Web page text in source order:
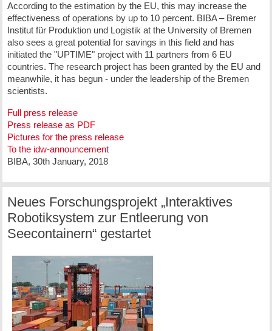
According to the estimation by the EU, this may increase the
effectiveness of operations by up to 10 percent. BIBA – Bremer
Institut für Produktion und Logistik at the University of Bremen
also sees a great potential for savings in this field and has
initiated the "UPTIME" project with 11 partners from 6 EU
countries. The research project has been granted by the EU and
meanwhile, it has begun - under the leadership of the Bremen
scientists.
Full press release
Press release as PDF
Pictures for the press release
To the idw-announcement
BIBA, 30th January, 2018
Neues Forschungsprojekt „Interaktives
Robotiksystem zur Entleerung von
Seecontainern“ gestartet